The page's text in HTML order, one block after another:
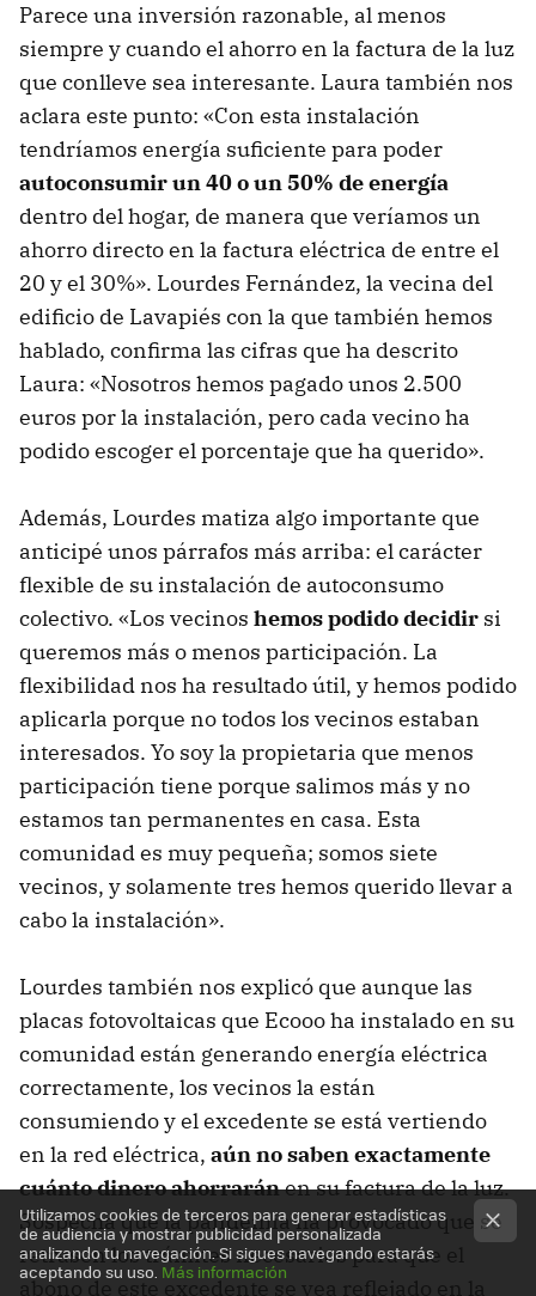
Parece una inversión razonable, al menos
siempre y cuando el ahorro en la factura de la luz
que conlleve sea interesante. Laura también nos
aclara este punto: «Con esta instalación
tendríamos energía suficiente para poder
autoconsumir un 40 o un 50% de energía
dentro del hogar, de manera que veríamos un
ahorro directo en la factura eléctrica de entre el
20 y el 30%». Lourdes Fernández, la vecina del
edificio de Lavapiés con la que también hemos
hablado, confirma las cifras que ha descrito
Laura: «Nosotros hemos pagado unos 2.500
euros por la instalación, pero cada vecino ha
podido escoger el porcentaje que ha querido».
Además, Lourdes matiza algo importante que
anticipé unos párrafos más arriba: el carácter
flexible de su instalación de autoconsumo
colectivo. «Los vecinos hemos podido decidir si
queremos más o menos participación. La
flexibilidad nos ha resultado útil, y hemos podido
aplicarla porque no todos los vecinos estaban
interesados. Yo soy la propietaria que menos
participación tiene porque salimos más y no
estamos tan permanentes en casa. Esta
comunidad es muy pequeña; somos siete
vecinos, y solamente tres hemos querido llevar a
cabo la instalación».
Lourdes también nos explicó que aunque las
placas fotovoltaicas que Ecooo ha instalado en su
comunidad están generando energía eléctrica
correctamente, los vecinos la están
consumiendo y el excedente se está vertiendo
en la red eléctrica, aún no saben exactamente
cuánto dinero ahorraránen su factura de la luz.
Sospecha que la pandemia ha provocado que se
retrasen los trámites necesarios para que el
abono de este excedente se vea reflejado en la
Utilizamos cookies de terceros para generar estadísticas
de audiencia y mostrar publicidad personalizada
analizando tu navegación. Si sigues navegando estarás
aceptando su uso. Más información